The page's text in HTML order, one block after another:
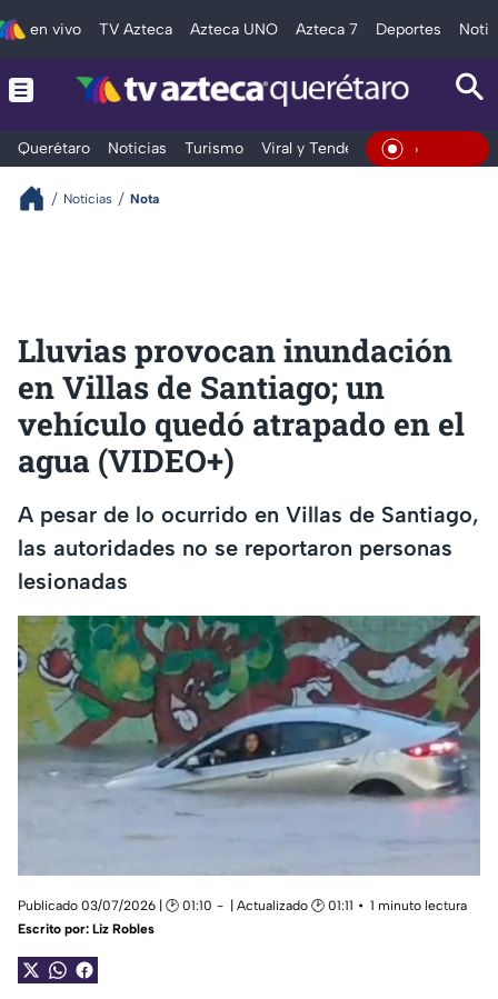
en vivo TV Azteca Azteca UNO Azteca 7 Deportes
Querétaro Noticias Turismo Viral y Tendencia Clima En Vivo
Noticias Nota
Lluvias provocan inundación
en Villas de Santiago; un
vehículo quedó atrapado en el
agua (VIDEO+)
A pesar de lo ocurrido en Villas de Santiago,
las autoridades no se reportaron personas
lesionadas
Publicado 03/07/2026 | 🕑 01:10 | Actualizado 🕑 01:11
1 minuto lectura
Escrito por: Liz Robles